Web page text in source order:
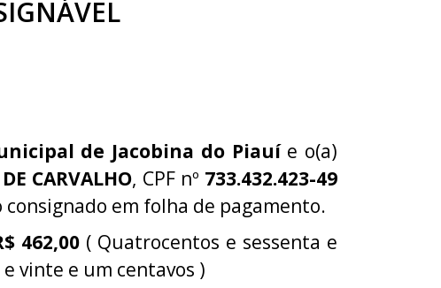
de Jacobina do Piauíe o(a)
CARVALHO, CPF nº 733.432.423-49
em folha de pagamento.
462,00 ( Quatrocentos e sessenta e
vinte e um centavos )